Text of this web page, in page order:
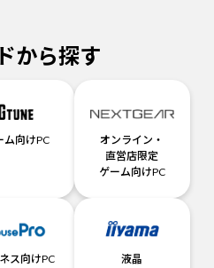
から探す
ム向けPC
オンライン・
直営店限定
ゲーム向けPC
ス向けPC
液晶